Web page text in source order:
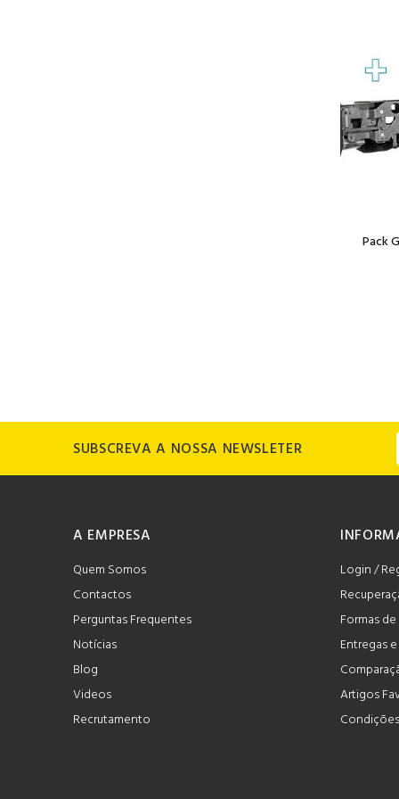
Pack
SUBSCREVA A NOSSA NEWSLETER
A EMPRESA
Quem Somos
Contactos
Perguntas Frequentes
Notícias
Blog
Videos
Recrutamento
Login /
Formas
Entregas
Artigos